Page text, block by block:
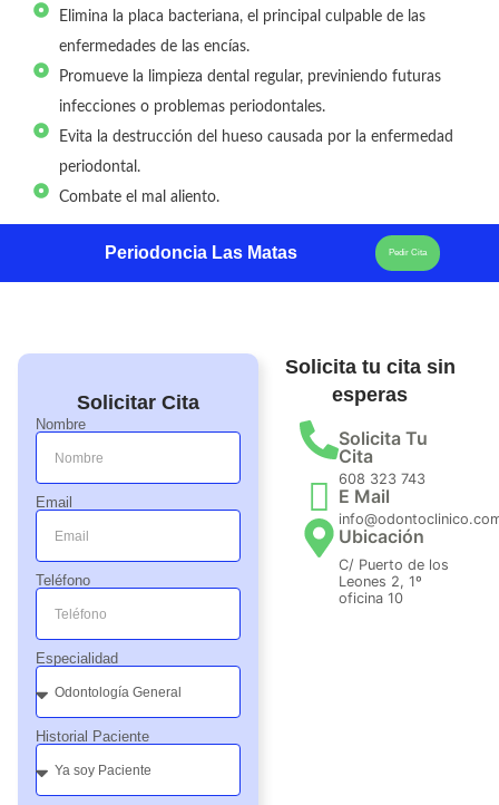
Elimina la placa bacteriana, el principal culpable de las
enfermedades de las encías.
Promueve la limpieza dental regular, previniendo futuras
infecciones o problemas periodontales.
Evita la destrucción del hueso causada por la enfermedad
periodontal.
Combate el mal aliento.
Periodoncia Las Matas Pedir Cita
Solicitar Cita
Nombre
Email
Teléfono
Especialidad
Historial Paciente
Solicita tu cita sin
esperas
Solicita Tu
Cita
608 323 743
E Mail
Ubicación
C/ Puerto de los
Leones 2, 1º
oficina 10